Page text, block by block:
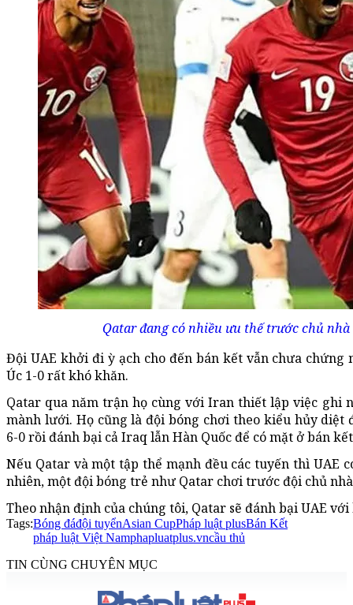
Qatar đang có nhiều ưu thế trước chủ nhà
Đội UAE khởi đi ỳ ạch cho đến bán kết vẫn chưa
Úc 1-0 rất khó khăn.
Qatar qua năm trận họ cùng với Iran thiết lập việc ghi
mành lưới. Họ cũng là đội bóng chơi theo kiểu hủy
6-0 rồi đánh bại cả Iraq lẫn Hàn Quốc để có mặt ở bán
Nếu Qatar và một tập thể mạnh đều các tuyến thì UAE
nhiên, một đội bóng trẻ như Qatar chơi trước đội chủ
Theo nhận định của chúng tôi, Qatar sẽ đánh bại UAE
Tags:Bóng đáđội tuyểnAsian CupPháp luật plusBán Kết
pháp luật Việt Namphapluatplus.vncầu thủ
TIN CÙNG CHUYÊN MỤC